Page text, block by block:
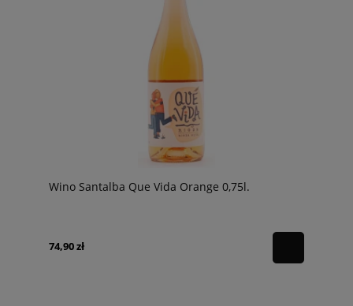
Wino Santalba Que Vida Orange 0,75l.
74,90 zł